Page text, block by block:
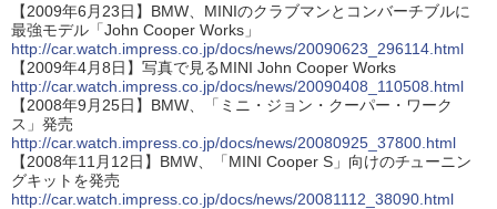
【2009年6月23日】BMW、MINIのクラブマンとコンバーチブルに
最強モデル「John Cooper Works」
http://car.watch.impress.co.jp/docs/news/20090623_296114.html
【2009年4月8日】写真で見るMINI John Cooper Works
http://car.watch.impress.co.jp/docs/news/20090408_110508.html
【2008年9月25日】BMW、「ミニ・ジョン・クーパー・ワーク
ス」発売
http://car.watch.impress.co.jp/docs/news/20080925_37800.html
【2008年11月12日】BMW、「MINI Cooper S」向けのチューニン
グキットを発売
http://car.watch.impress.co.jp/docs/news/20081112_38090.html